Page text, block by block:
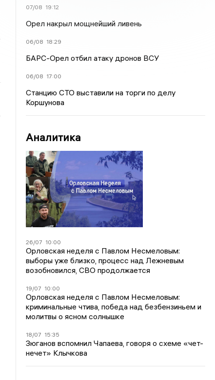
07/08 19:12
Орел накрыл мощнейший ливень
06/08 18:29
БАРС-Орел отбил атаку дронов ВСУ
06/08 17:00
Станцию СТО выставили на торги по делу
Коршунова
Аналитика
26/07 10:00
Орловская неделя с Павлом Несмеловым:
выборы уже близко, процесс над Лежневым
возобновился, СВО продолжается
19/07 10:00
Орловская неделя с Павлом Несмеловым:
криминальные чтива, победа над безбензиньем и
молитвы о ясном солнышке
18/07 15:35
Зюганов вспомнил Чапаева, говоря о схеме «чет-
нечет» Клычкова